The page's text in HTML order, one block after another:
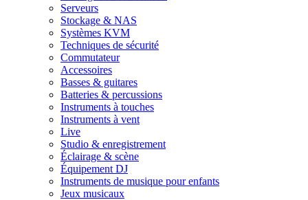
Serveurs
Stockage & NAS
Systèmes KVM
Techniques de sécurité
Commutateur
Accessoires
Basses & guitares
Batteries & percussions
Instruments à touches
Instruments à vent
Live
Studio & enregistrement
Éclairage & scène
Équipement DJ
Instruments de musique pour enfants
Jeux musicaux